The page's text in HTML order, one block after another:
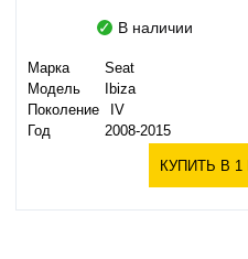
В наличии
Марка
Seat
Модель
Ibiza
Поколение
IV
Год
2008-2015
КУПИТЬ В 1